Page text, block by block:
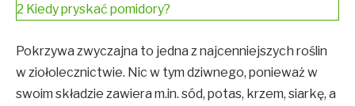
2 Kiedy pryskać pomidory?
Pokrzywa zwyczajna to jedna z najcenniejszych roślin
w ziołolecznictwie. Nic w tym dziwnego, ponieważ w
swoim składzie zawiera m.in. sód, potas, krzem, siarkę, a